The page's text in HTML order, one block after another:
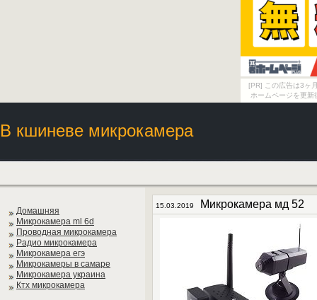
[PR] この広告は3ヶ
ホームページを更
В кшиневе микрокамера
Домашняя
Микрокамера ml 6d
Проводная микрокамера
Радио микрокамера
Микрокамера егэ
Микрокамеры в самаре
Микрокамера украина
Ктх микрокамера
15.03.2019 Микрокамера мд 52